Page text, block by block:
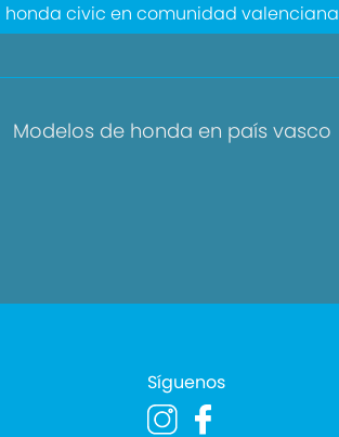
honda civic en comunidad valenciana
Modelos de honda en país vasco
Síguenos